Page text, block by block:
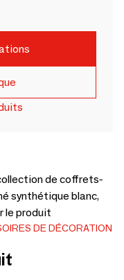
de coffrets-
synthétique blanc,
le produit
DE DÉCORATION